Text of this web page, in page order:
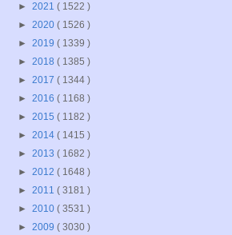
► 2021 ( 1522 )
► 2020 ( 1526 )
► 2019 ( 1339 )
► 2018 ( 1385 )
► 2017 ( 1344 )
► 2016 ( 1168 )
► 2015 ( 1182 )
► 2014 ( 1415 )
► 2013 ( 1682 )
► 2012 ( 1648 )
► 2011 ( 3181 )
► 2010 ( 3531 )
► 2009 ( 3030 )